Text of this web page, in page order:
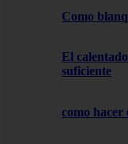
Como
El
suficiente
como hacer